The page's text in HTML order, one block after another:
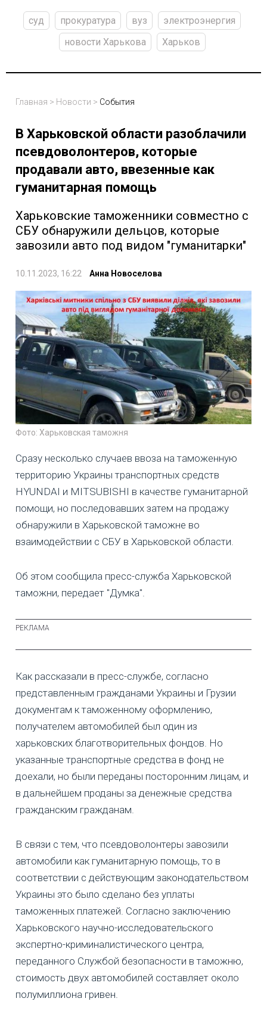
суд прокуратура вуз
электроэнергия
новости Харькова
Харьков
Главная > Новости > События
В Харьковской области разоблачили
псевдоволонтеров, которые
продавали авто, ввезенные как
гуманитарная помощь
Харьковские таможенники совместно с
СБУ обнаружили дельцов, которые
завозили авто под видом "гуманитарки"
10.11.2023, 16:22 Анна Новоселова
Фото: Харьковская таможня
Сразу несколько случаев ввоза на таможенную
территорию Украины транспортных средств
HYUNDAI и MITSUBISHI в качестве гуманитарной
помощи, но последовавших затем на продажу
обнаружили в Харьковской таможне во
взаимодействии с СБУ в Харьковской области.
Об этом сообщила пресс-служба Харьковской
таможни, передает "Думка".
Как рассказали в пресс-службе, согласно
представленным гражданами Украины и Грузии
документам к таможенному оформлению,
получателем автомобилей был один из
харьковских благотворительных фондов. Но
указанные транспортные средства в фонд не
доехали, но были переданы посторонним лицам, и
в дальнейшем проданы за денежные средства
гражданским гражданам.
В связи с тем, что псевдоволонтеры завозили
автомобили как гуманитарную помощь, то в
соответствии с действующим законодательством
Украины это было сделано без уплаты
таможенных платежей. Согласно заключению
Харьковского научно-исследовательского
экспертно-криминалистического центра,
переданного Службой безопасности в таможню,
стоимость двух автомобилей составляет около
полумиллиона гривен.